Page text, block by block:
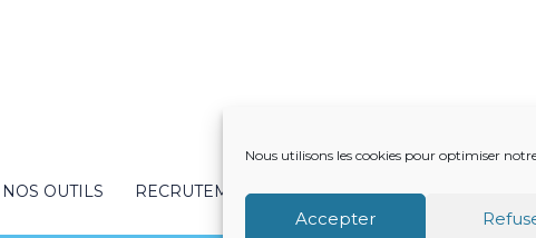
Nous utilisons les cookies pour optimiser
Accepter
NOS OUTILS RECRUTEMENT NOTRE ACTUALITÉ VIE